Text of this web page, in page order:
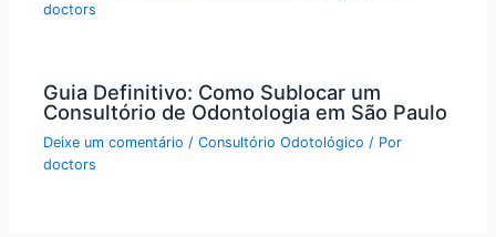
doctors
Guia Definitivo: Como Sublocar um
Consultório de Odontologia em São Paulo
Deixe um comentário /Consultório Odotológico / Por
doctors